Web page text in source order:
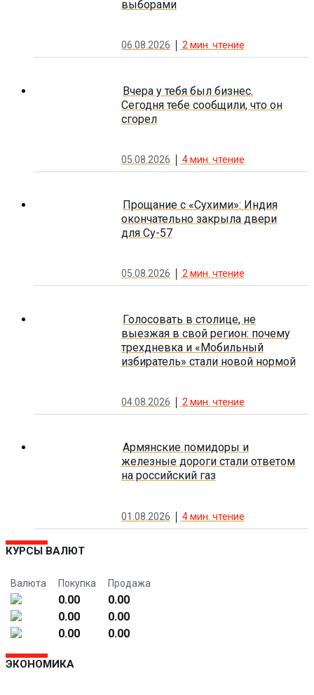
выборами
06.08.2026 2мин. чтение
Вчера у тебя был бизнес.
Сегодня тебе сообщили, что он
сгорел
05.08.2026 4мин. чтение
Прощание с «Сухими»: Индия
окончательно закрыла двери
для Су-57
05.08.2026 2мин. чтение
Голосовать в столице, не
выезжая в свой регион: почему
трехдневка и «Мобильный
избиратель» стали новой нормой
04.08.2026 2 мин. чтение
Армянские помидоры и
железные дороги стали ответом
на российский газ
01.08.2026 4мин. чтение
КУРСЫ ВАЛЮТ
Валюта Покупка Продажа
0.00
0.00
0.00
0.00
0.00
0.00
ЭКОНОМИКА